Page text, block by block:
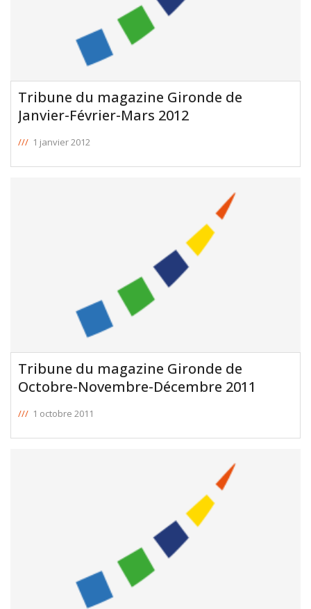
Tribune du magazine Gironde de
Janvier-Février-Mars 2012
/// 1 janvier 2012
Tribune du magazine Gironde de
Octobre-Novembre-Décembre 2011
/// 1 octobre 2011